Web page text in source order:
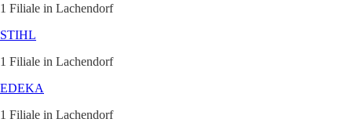
1 Filiale in Lachendorf
STIHL
1 Filiale in Lachendorf
EDEKA
1 Filiale in Lachendorf